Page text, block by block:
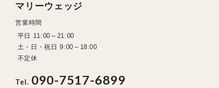
マリーウェッジ
営業時間
平日 11:00～21:00
土・日・祝日 9:00～18:00
不定休
Tel. 090-7517-6899